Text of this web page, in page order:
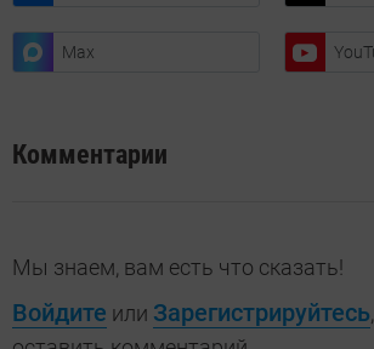
Max
Комментарии
Мы знаем, вам есть что сказать!
Войдите или Зарегистрируйтесь